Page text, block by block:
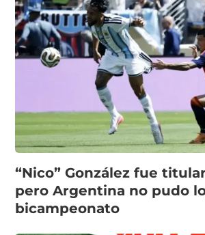
“Nico” González fue
pero Argentina no pudo
bicampeonato